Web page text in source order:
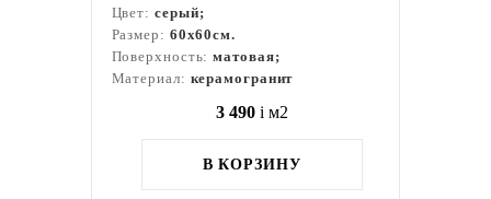
Цвет: серый;
Размер: 60x60см.
Поверхность:матовая;
Материал: керамогранит
3 490 i м2
В КОРЗИНУ